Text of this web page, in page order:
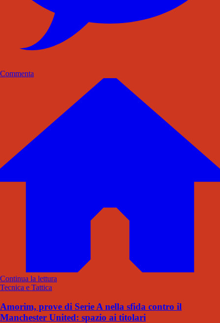
Commenta
Continua la lettura
Tecnica e Tattica
Amorim, prove di Serie A nella sfida contro il
Manchester United: spazio ai titolari